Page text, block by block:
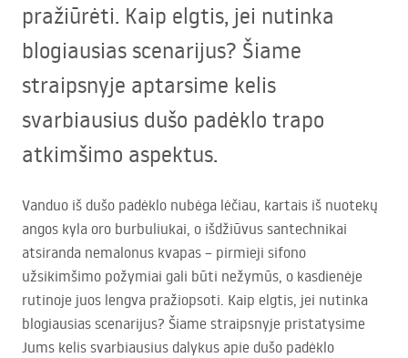
pražiūrėti. Kaip elgtis, jei nutinka
blogiausias scenarijus? Šiame
straipsnyje aptarsime kelis
svarbiausius dušo padėklo trapo
atkimšimo aspektus.
Vanduo iš dušo padėklo nubėga lėčiau, kartais iš nuotekų
angos kyla oro burbuliukai, o išdžiūvus santechnikai
atsiranda nemalonus kvapas – pirmieji sifono
užsikimšimo požymiai gali būti nežymūs, o kasdienėje
rutinoje juos lengva pražiopsoti. Kaip elgtis, jei nutinka
blogiausias scenarijus? Šiame straipsnyje pristatysime
Jums kelis svarbiausius dalykus apie dušo padėklo